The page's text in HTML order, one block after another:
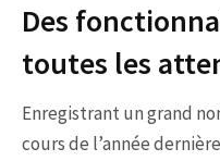
Des
toutes les
Enregistrant un grand
cours de l’année